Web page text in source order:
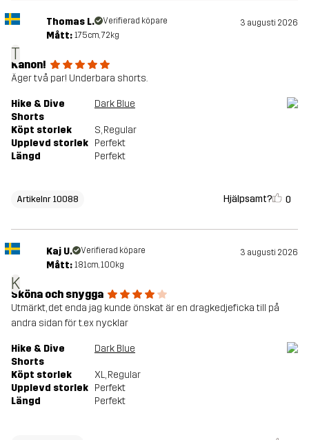
T
Thomas L. Verifierad köpare 3 augusti 2026
Mått: 175cm, 72kg
Kanon!
Äger två par! Underbara shorts.
Hike & Dive
Shorts
Dark Blue
Köpt storlek S, Regular
Upplevd storlek Perfekt
Längd
Perfekt
Artikelnr 10088 Hjälpsamt? 0
K
Kaj U. Verifierad köpare 3 augusti 2026
Mått: 181cm, 100kg
Sköna och snygga
Utmärkt, det enda jag kunde önskat är en dragkedjeficka till på
andra sidan för t.ex nycklar
Hike & Dive
Shorts
Dark Blue
Köpt storlek XL, Regular
Upplevd storlek Perfekt
Längd
Perfekt